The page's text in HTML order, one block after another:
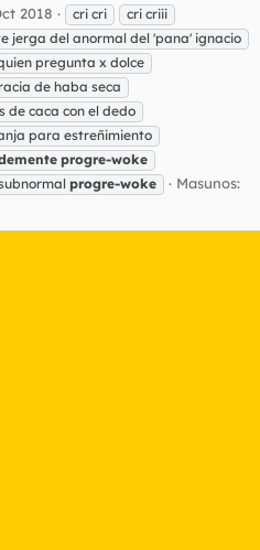
2018 cri cri
cri criii
jerga del anormal del 'pana' ignacio
pregunta x dolce
de haba seca
de caca con el dedo
para estreñimiento
progre-woke
progre-woke
Masunos: